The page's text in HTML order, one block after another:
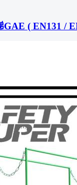
( EN131 /